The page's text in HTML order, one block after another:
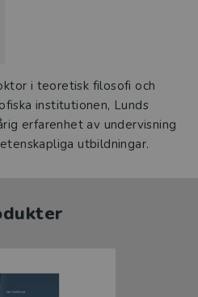
i teoretisk filosofi och
institutionen, Lunds
erfarenhet av undervisning
utbildningar.